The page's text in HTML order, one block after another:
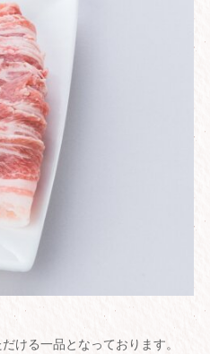
ける一品となっております。